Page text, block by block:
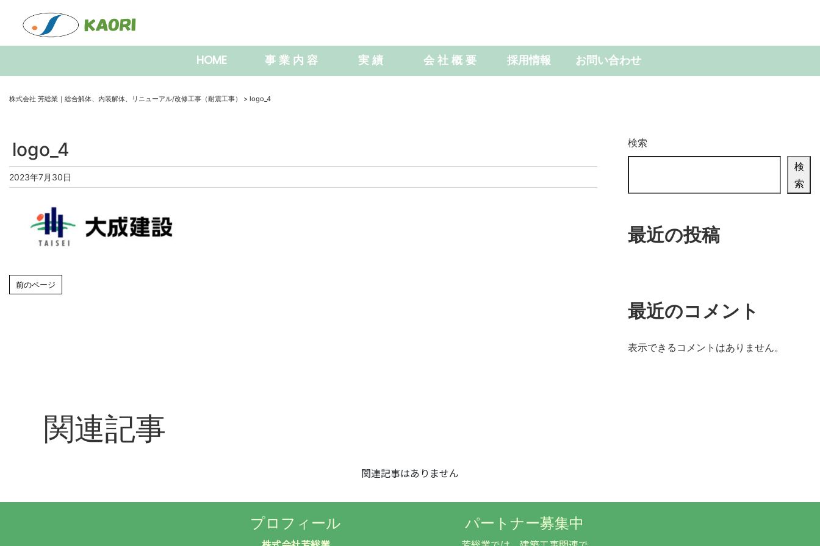
HOME 事 業 内 容 実 績 会 社 概 要 採用情報 お問い合わせ
株式会社 芳総業｜総合解体、内装解体、リニューアル/改修工事（耐震工事） > logo_4
logo_4
2023年7月30日
前のページ
検索
検
索
最近の投稿
最近のコメント
表示できるコメントはありません。
関連記事
関連記事はありません
プロフィール パートナー募集中